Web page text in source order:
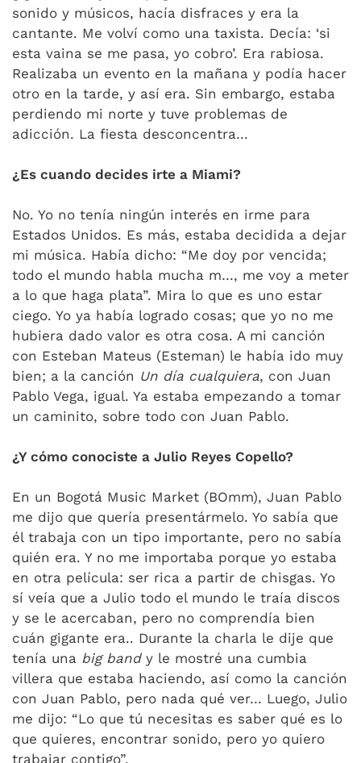
sonido y músicos, hacía disfraces y era la
cantante. Me volví como una taxista. Decía: ‘si
esta vaina se me pasa, yo cobro’. Era rabiosa.
Realizaba un evento en la mañana y podía hacer
otro en la tarde, y así era. Sin embargo, estaba
perdiendo mi norte y tuve problemas de
adicción. La fiesta desconcentra…
¿Es cuando decides irte a Miami?
No. Yo no tenía ningún interés en irme para
Estados Unidos. Es más, estaba decidida a dejar
mi música. Había dicho: “Me doy por vencida;
todo el mundo habla mucha m…, me voy a meter
a lo que haga plata”. Mira lo que es uno estar
ciego. Yo ya había logrado cosas; que yo no me
hubiera dado valor es otra cosa. A mi canción
con Esteban Mateus (Esteman) le había ido muy
bien; a la canción Un día cualquiera, con Juan
Pablo Vega, igual. Ya estaba empezando a tomar
un caminito, sobre todo con Juan Pablo.
¿Y cómo conociste a Julio Reyes Copello?
En un Bogotá Music Market (BOmm), Juan Pablo
me dijo que quería presentármelo. Yo sabía que
él trabaja con un tipo importante, pero no sabía
quién era. Y no me importaba porque yo estaba
en otra película: ser rica a partir de chisgas. Yo
sí veía que a Julio todo el mundo le traía discos
y se le acercaban, pero no comprendía bien
cuán gigante era.. Durante la charla le dije que
tenía una big bandy le mostré una cumbia
villera que estaba haciendo, así como la canción
con Juan Pablo, pero nada qué ver… Luego, Julio
me dijo: “Lo que tú necesitas es saber qué es lo
que quieres, encontrar sonido, pero yo quiero
trabajar contigo”.